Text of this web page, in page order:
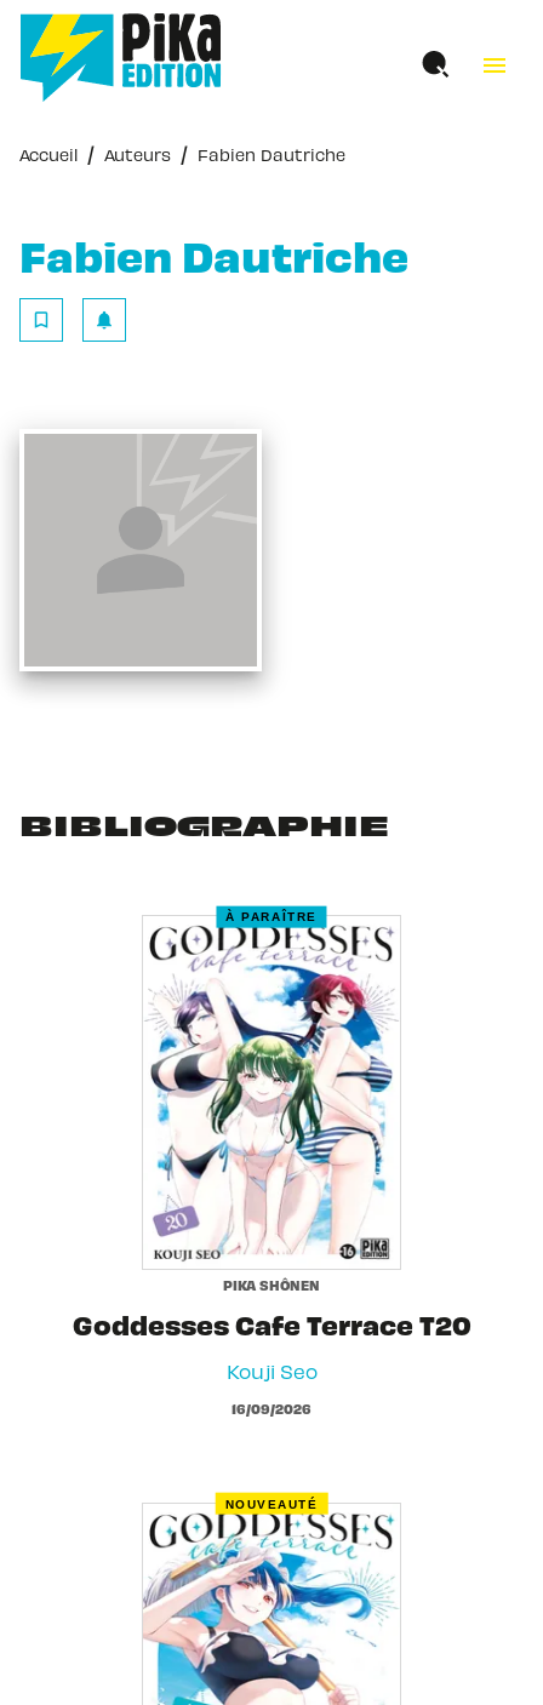
MENU RECHERCHE
PIED DE PAGE
menu
Accueil / Auteurs / Fabien Dautriche
Fabien Dautriche
bookmark_border notifications
BIBLIOGRAPHIE
À PARAÎTRE
PIKA SHÔNEN
Goddesses Cafe Terrace T20
Kouji Seo
16/09/2026
NOUVEAUTÉ